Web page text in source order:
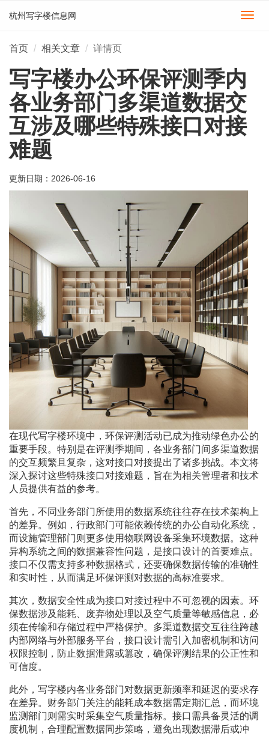
切
杭州写字楼信息网
首页 相关文章 详情页
写字楼办公环保评测季内
各业务部门多渠道数据交
互涉及哪些特殊接口对接
难题
更新日期： 2026-06-16
在现代写字楼环境中，环保评测活动已成为推动绿色办公的
重要手段。特别是在评测季期间，各业务部门间多渠道数据
的交互频繁且复杂，这对接口对接提出了诸多挑战。本文将
深入探讨这些特殊接口对接难题，旨在为相关管理者和技术
人员提供有益的参考。
首先，不同业务部门所使用的数据系统往往存在技术架构上
的差异。例如，行政部门可能依赖传统的办公自动化系统，
而设施管理部门则更多使用物联网设备采集环境数据。这种
异构系统之间的数据兼容性问题，是接口设计的首要难点。
接口不仅需支持多种数据格式，还要确保数据传输的准确性
和实时性，从而满足环保评测对数据的高标准要求。
其次，数据安全性成为接口对接过程中不可忽视的因素。环
保数据涉及能耗、废弃物处理以及空气质量等敏感信息，必
须在传输和存储过程中严格保护。多渠道数据交互往往跨越
内部网络与外部服务平台，接口设计需引入加密机制和访问
权限控制，防止数据泄露或篡改，确保评测结果的公正性和
可信度。
此外，写字楼内各业务部门对数据更新频率和延迟的要求存
在差异。财务部门关注的能耗成本数据需定期汇总，而环境
监测部门则需实时采集空气质量指标。接口需具备灵活的调
度机制，合理配置数据同步策略，避免出现数据滞后或冲